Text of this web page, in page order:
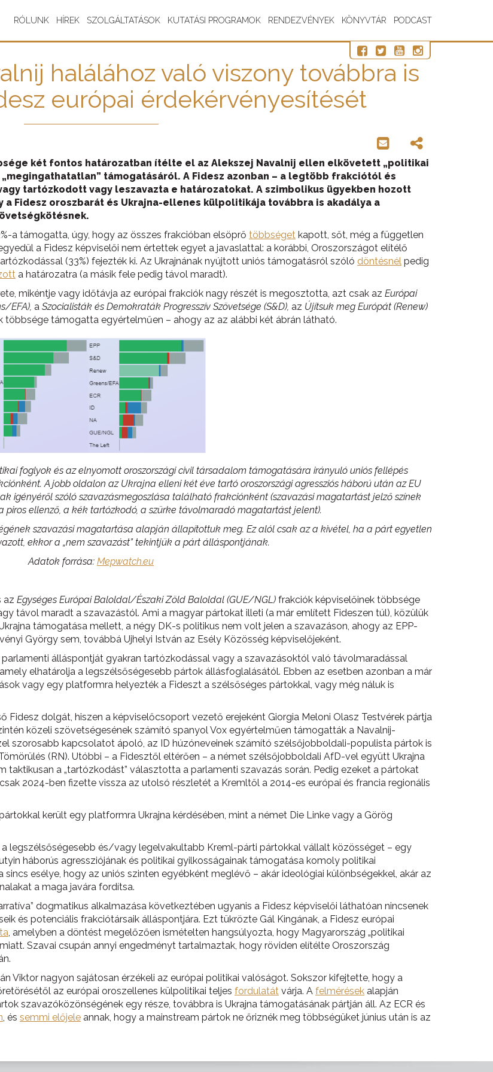
RÓLUNK HÍREK SZOLGÁLTATÁSOK KUTATÁSI PROGRAMOK RENDEZVÉNYEK KÖNYVTÁR PODCAST
halálához való viszony továbbra is
európai érdekérvényesítését
két fontos határozatban ítélte el az Alekszej Navalnij ellen elkövetett „politikai
támogatásáról. A Fidesz azonban – a legtöbb frakciótól és
tartózkodott vagy leszavazta e határozatokat. A szimbolikus ügyekben hozott
Fidesz oroszbarát és Ukrajna-ellenes külpolitikája továbbra is akadálya a
a támogatta, úgy, hogy az összes frakcióban elsöprő többséget kapott, sőt, még a független
a Fidesz képviselői nem értettek egyet a javaslattal: a korábbi, Oroszországot elítélő
(33%) fejezték ki. Az Ukrajnának nyújtott uniós támogatásról szóló döntésnél pedig
a határozatra (a másik fele pedig távol maradt).
mikéntje vagy időtávja az európai frakciók nagy részét is megosztotta, azt csak az Európai
EFA), a Szocialisták és Demokraták Progresszív Szövetsége (S&D), az Újítsuk meg Európát (Renew)
többsége támogatta egyértelműen – ahogy az az alábbi két ábrán látható.
foglyok és az elnyomott oroszországi civil társadalom támogatására irányuló uniós fellépés
A jobb oldalon az Ukrajna elleni két éve tartó oroszországi agressziós háború után az EU
szóló szavazásmegoszlása található frakciónként (szavazási magatartást jelző színek
ellenző, a kék tartózkodó, a szürke távolmaradó magatartást jelent).
szavazási magatartása alapján állapítottuk meg. Ez alól csak az a kivétel, ha a párt egyetlen
ekkor a „nem szavazást” tekintjük a párt álláspontjának.
Adatok forrása: Mepwatch.eu
az Egységes Európai Baloldal/Északi Zöld Baloldal (GUE/NGL) frakciók képviselőinek többsége
távol maradt a szavazástól. Ami a magyar pártokat illeti (a már említett Fideszen túl), közülük
támogatása mellett, a négy DK-s politikus nem volt jelen a szavazáson, ahogy az EPP-
György sem, továbbá Ujhelyi István az Esély Közösség képviselőjeként.
parlamenti álláspontját gyakran tartózkodással vagy a szavazásoktól való távolmaradással
elhatárolja a legszélsőségesebb pártok állásfoglalásától. Ebben az esetben azonban a már
vagy egy platformra helyezték a Fideszt a szélsőséges pártokkal, vagy még náluk is
Fidesz dolgát, hiszen a képviselőcsoport vezető erejeként Giorgia Meloni Olasz Testvérek pártja
közeli szövetségesének számító spanyol Vox egyértelműen támogatták a Navalnij-
szorosabb kapcsolatot ápoló, az ID húzóneveinek számító szélsőjobboldali-populista pártok is
(RN). Utóbbi – a Fidesztől eltérően – a német szélsőjobboldali AfD-vel együtt Ukrajna
a „tartózkodást” választotta a parlamenti szavazás során. Pedig ezeket a pártokat
2024-ben fizette vissza az utolsó részletét a Kremltől a 2014-es európai és francia regionális
került egy platformra Ukrajna kérdésében, mint a német Die Linke vagy a Görög
legszélsőségesebb és/vagy legelvakultabb Kreml-párti pártokkal vállalt közösséget – egy
háborús agressziójának és politikai gyilkosságainak támogatása komoly politikai
esélye, hogy az uniós szinten egyébként meglévő – akár ideológiai különbségekkel, akár az
a maga javára fordítsa.
dogmatikus alkalmazása következtében ugyanis a Fidesz képviselői láthatóan nincsenek
és potenciális frakciótársaik álláspontjára. Ezt tükrözte Gál Kingának, a Fidesz európai
, amelyben a döntést megelőzően ismételten hangsúlyozta, hogy Magyarország „politikai
Szavai csupán annyi engedményt tartalmaztak, hogy röviden elítélte Oroszország
Viktor nagyon sajátosan érzékeli az európai politikai valóságot. Sokszor kifejtette, hogy a
az európai oroszellenes külpolitikai teljes fordulatát várja. A felmérések alapján
szavazóközönségének egy része, továbbra is Ukrajna támogatásának pártján áll. Az ECR és
, és semmi előjele annak, hogy a mainstream pártok ne őriznék meg többségüket június után is az